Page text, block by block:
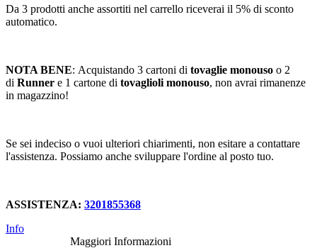
Da 3 prodotti anche assortiti nel carrello riceverai il 5% di sconto
automatico.
NOTA BENE: Acquistando 3 cartoni di tovaglie monouso o 2
di Runner e 1 cartone di tovaglioli monouso, non avrai rimanenze
in magazzino!
Se sei indeciso o vuoi ulteriori chiarimenti, non esitare a contattare
l'assistenza. Possiamo anche sviluppare l'ordine al posto tuo.
ASSISTENZA: 3201855368
Info
Maggiori Informazioni